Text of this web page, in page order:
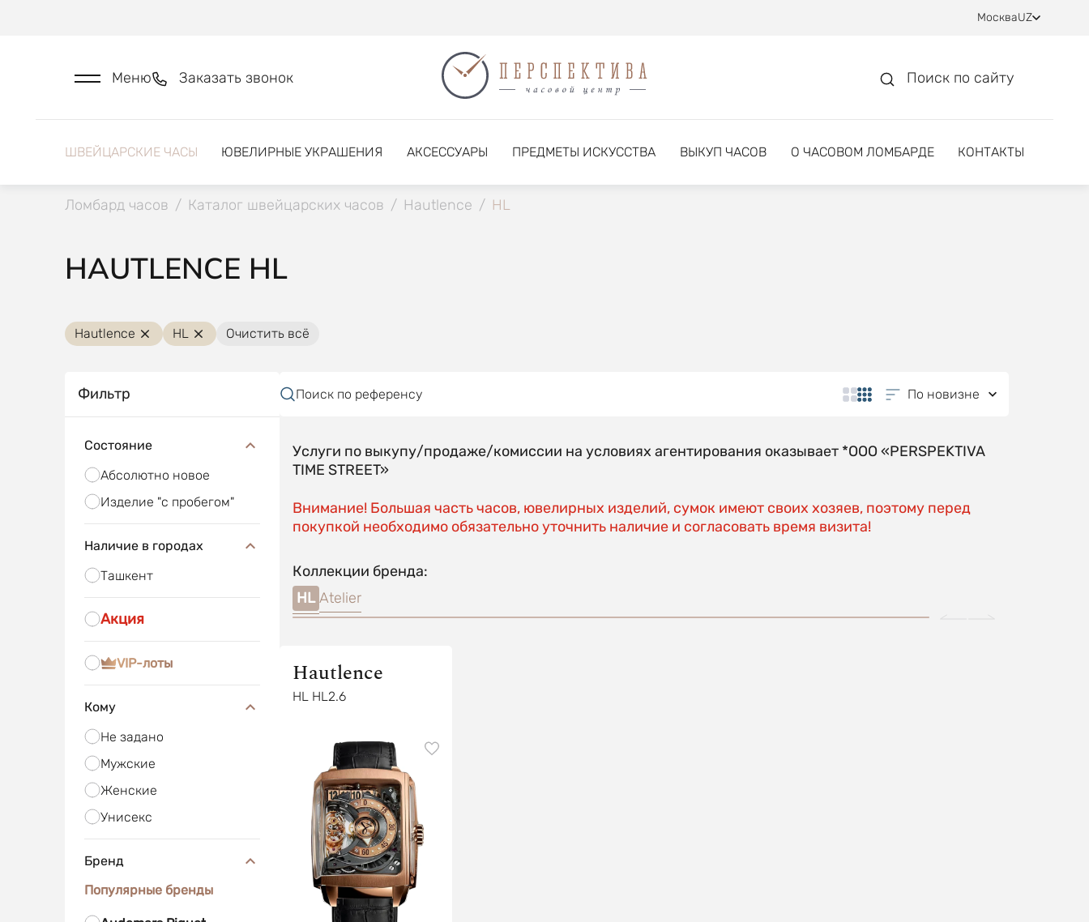
МоскваUZ
Меню Заказать звонок Поиск по сайту
ШВЕЙЦАРСКИЕ ЧАСЫ ЮВЕЛИРНЫЕ УКРАШЕНИЯ АКСЕССУАРЫ ПРЕДМЕТЫ ИСКУССТВА ВЫКУП ЧАСОВ О ЧАСОВОМ ЛОМБАРДЕ КОНТАКТЫ
Ломбард часов / Каталог швейцарских часов / Hautlence / HL
HAUTLENCE HL
Hautlence HL Очистить всё
Фильтр
Состояние
Абсолютно новое
Изделие "с пробегом"
Наличие в городах
Ташкент
Акция
VIP-лоты
Кому
Не задано
Мужские
Женские
Унисекс
Бренд
Популярные бренды
Поиск по референсу По новизне
Услуги по выкупу/продаже/комиссии на условиях агентирования оказывает *OOO «PERSPEKTIVA
TIME STREET»
Внимание! Большая часть часов, ювелирных изделий, сумок имеют своих хозяев, поэтому перед
покупкой необходимо обязательно уточнить наличие и согласовать время визита!
Коллекции бренда:
HL Atelier
Hautlence
HL HL2.6